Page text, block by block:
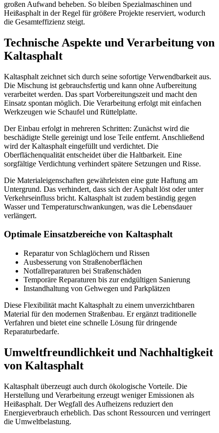
großen Aufwand beheben. So bleiben Spezialmaschinen und
Heißasphalt in der Regel für größere Projekte reserviert, wodurch
die Gesamteffizienz steigt.
Technische Aspekte und Verarbeitung von
Kaltasphalt
Kaltasphalt zeichnet sich durch seine sofortige Verwendbarkeit aus.
Die Mischung ist gebrauchsfertig und kann ohne Aufbereitung
verarbeitet werden. Das spart Vorbereitungszeit und macht den
Einsatz spontan möglich. Die Verarbeitung erfolgt mit einfachen
Werkzeugen wie Schaufel und Rüttelplatte.
Der Einbau erfolgt in mehreren Schritten: Zunächst wird die
beschädigte Stelle gereinigt und lose Teile entfernt. Anschließend
wird der Kaltasphalt eingefüllt und verdichtet. Die
Oberflächenqualität entscheidet über die Haltbarkeit. Eine
sorgfältige Verdichtung verhindert spätere Setzungen und Risse.
Die Materialeigenschaften gewährleisten eine gute Haftung am
Untergrund. Das verhindert, dass sich der Asphalt löst oder unter
Verkehrseinfluss bricht. Kaltasphalt ist zudem beständig gegen
Wasser und Temperaturschwankungen, was die Lebensdauer
verlängert.
Optimale Einsatzbereiche von Kaltasphalt
Reparatur von Schlaglöchern und Rissen
Ausbesserung von Straßenoberflächen
Notfallreparaturen bei Straßenschäden
Temporäre Reparaturen bis zur endgültigen Sanierung
Instandhaltung von Gehwegen und Parkplätzen
Diese Flexibilität macht Kaltasphalt zu einem unverzichtbaren
Material für den modernen Straßenbau. Er ergänzt traditionelle
Verfahren und bietet eine schnelle Lösung für dringende
Reparaturbedarfe.
Umweltfreundlichkeit und Nachhaltigkeit
von Kaltasphalt
Kaltasphalt überzeugt auch durch ökologische Vorteile. Die
Herstellung und Verarbeitung erzeugt weniger Emissionen als
Heißasphalt. Der Wegfall des Aufheizens reduziert den
Energieverbrauch erheblich. Das schont Ressourcen und verringert
die Umweltbelastung.